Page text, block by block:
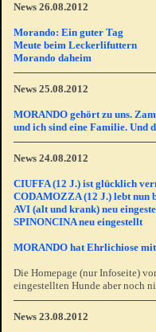
News 26.08.2012
Morando: Ein guter Tag
Meute beim Leckerlifuttern
Morando daheim
News 25.08.2012
MORANDO gehört zu uns.
und ich sind eine Familie. Und
News 24.08.2012
CIUFFA (12 J.) ist glücklich
CODAMOZZA (12 J.) lebt nun
AVI (alt und krank) neu
SPINONCINA neu eingestellt
MORANDO hat Ehrlichiose
Die Homepage (nur Infoseite)
eingestellten Hunde aber noch
News 23.08.2012